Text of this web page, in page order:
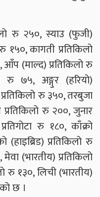
रु २५०, स्याउ (फुजी)
१५०, कागती प्रतिकिलो
(माल्द) प्रतिकिलो रु
७५, अङ्गुर (हरियो)
रु ३५०, तरबुजा
रु २००, जुनार
रु १८०, काँक्रो
प्रतिकिलो रु
(भारतीय) प्रतिकिलो
रु १३०, लिची (भारतीय)
छ ।